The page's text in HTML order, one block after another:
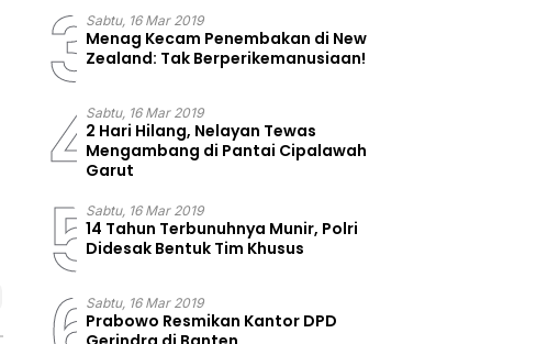
3Sabtu, 16 Mar 2019
Menag Kecam Penembakan di New
Zealand: Tak Berperikemanusiaan!
4Sabtu, 16 Mar 2019
2 Hari Hilang, Nelayan Tewas
Mengambang di Pantai Cipalawah
Garut
5Sabtu, 16 Mar 2019
14 Tahun Terbunuhnya Munir, Polri
Didesak Bentuk Tim Khusus
Sabtu, 16 Mar 2019
Prabowo Resmikan Kantor DPD